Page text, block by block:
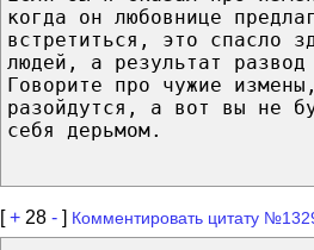
когда он любовнице
встретиться, это спасло
людей, а результат
Говорите про чужие
разойдутся, а вот вы не
себя дерьмом.
[+ 28 - ] Комментировать цитату